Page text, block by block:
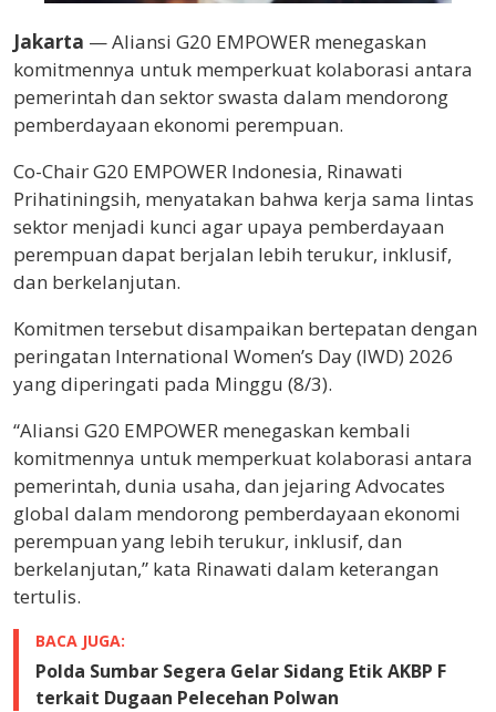
Jakarta — Aliansi G20 EMPOWER menegaskan
komitmennya untuk memperkuat kolaborasi antara
pemerintah dan sektor swasta dalam mendorong
pemberdayaan ekonomi perempuan.
Co-Chair G20 EMPOWER Indonesia, Rinawati
Prihatiningsih, menyatakan bahwa kerja sama lintas
sektor menjadi kunci agar upaya pemberdayaan
perempuan dapat berjalan lebih terukur, inklusif,
dan berkelanjutan.
Komitmen tersebut disampaikan bertepatan dengan
peringatan International Women’s Day (IWD) 2026
yang diperingati pada Minggu (8/3).
“Aliansi G20 EMPOWER menegaskan kembali
komitmennya untuk memperkuat kolaborasi antara
pemerintah, dunia usaha, dan jejaring Advocates
global dalam mendorong pemberdayaan ekonomi
perempuan yang lebih terukur, inklusif, dan
berkelanjutan,” kata Rinawati dalam keterangan
tertulis.
BACA JUGA:
Polda Sumbar Segera Gelar Sidang Etik AKBP F
terkait Dugaan Pelecehan Polwan